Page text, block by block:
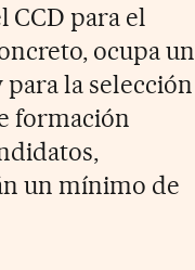
CCD para el
ocupa un
la selección
formación
un mínimo de